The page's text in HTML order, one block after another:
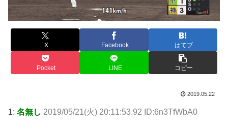
X Facebook はてブ
Pocket LINE コピー
2019.05.22
1: 名無し 2019/05/21(火) 20:11:53.92 ID:6n3TfWbA0